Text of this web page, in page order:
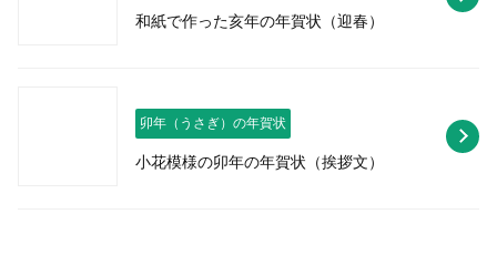
和紙で作った亥年の年賀状（迎春）
卯年（うさぎ）の年賀状
小花模様の卯年の年賀状（挨拶文）